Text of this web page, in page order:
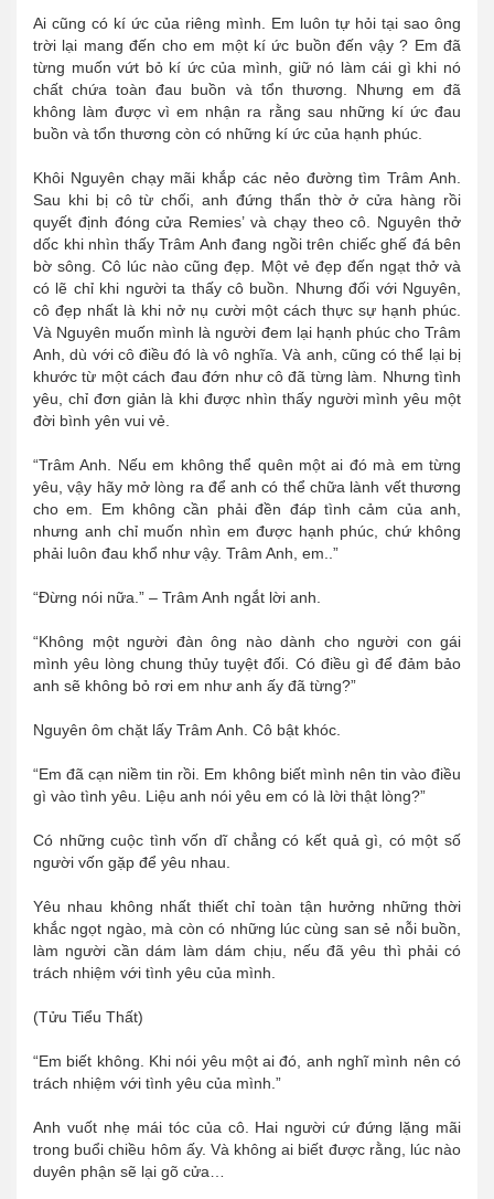
Ai cũng có kí ức của riêng mình. Em luôn tự hỏi tại sao ông
trời lại mang đến cho em một kí ức buồn đến vậy ? Em đã
từng muốn vứt bỏ kí ức của mình, giữ nó làm cái gì khi nó
chất chứa toàn đau buồn và tổn thương. Nhưng em đã
không làm được vì em nhận ra rằng sau những kí ức đau
buồn và tổn thương còn có những kí ức của hạnh phúc.
Khôi Nguyên chạy mãi khắp các nẻo đường tìm Trâm Anh.
Sau khi bị cô từ chối, anh đứng thẩn thờ ở cửa hàng rồi
quyết định đóng cửa Remies’ và chạy theo cô. Nguyên thở
dốc khi nhìn thấy Trâm Anh đang ngồi trên chiếc ghế đá bên
bờ sông. Cô lúc nào cũng đẹp. Một vẻ đẹp đến ngạt thở và
có lẽ chỉ khi người ta thấy cô buồn. Nhưng đối với Nguyên,
cô đẹp nhất là khi nở nụ cười một cách thực sự hạnh phúc.
Và Nguyên muốn mình là người đem lại hạnh phúc cho Trâm
Anh, dù với cô điều đó là vô nghĩa. Và anh, cũng có thể lại bị
khước từ một cách đau đớn như cô đã từng làm. Nhưng tình
yêu, chỉ đơn giản là khi được nhìn thấy người mình yêu một
đời bình yên vui vẻ.
“Trâm Anh. Nếu em không thể quên một ai đó mà em từng
yêu, vậy hãy mở lòng ra để anh có thể chữa lành vết thương
cho em. Em không cần phải đền đáp tình cảm của anh,
nhưng anh chỉ muốn nhìn em được hạnh phúc, chứ không
phải luôn đau khổ như vậy. Trâm Anh, em..”
“Đừng nói nữa.” – Trâm Anh ngắt lời anh.
“Không một người đàn ông nào dành cho người con gái
mình yêu lòng chung thủy tuyệt đối. Có điều gì để đảm bảo
anh sẽ không bỏ rơi em như anh ấy đã từng?”
Nguyên ôm chặt lấy Trâm Anh. Cô bật khóc.
“Em đã cạn niềm tin rồi. Em không biết mình nên tin vào điều
gì vào tình yêu. Liệu anh nói yêu em có là lời thật lòng?”
Có những cuộc tình vốn dĩ chẳng có kết quả gì, có một số
người vốn gặp để yêu nhau.
Yêu nhau không nhất thiết chỉ toàn tận hưởng những thời
khắc ngọt ngào, mà còn có những lúc cùng san sẻ nỗi buồn,
làm người cần dám làm dám chịu, nếu đã yêu thì phải có
trách nhiệm với tình yêu của mình.
(Tửu Tiểu Thất)
“Em biết không. Khi nói yêu một ai đó, anh nghĩ mình nên có
trách nhiệm với tình yêu của mình.”
Anh vuốt nhẹ mái tóc của cô. Hai người cứ đứng lặng mãi
trong buổi chiều hôm ấy. Và không ai biết được rằng, lúc nào
duyên phận sẽ lại gõ cửa…